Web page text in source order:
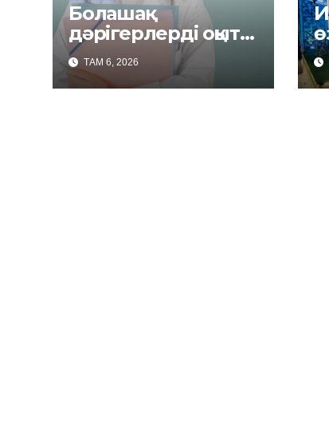
Болашақ
дәрігерлерді оқыту
мерзімін ұзарту
керек пе?
ТАМ 6, 2026